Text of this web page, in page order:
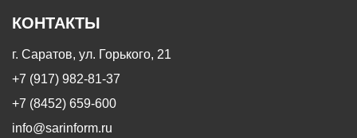
КОНТАКТЫ
г. Саратов, ул. Горького, 21
+7 (917) 982-81-37
+7 (8452) 659-600
info@sarinform.ru